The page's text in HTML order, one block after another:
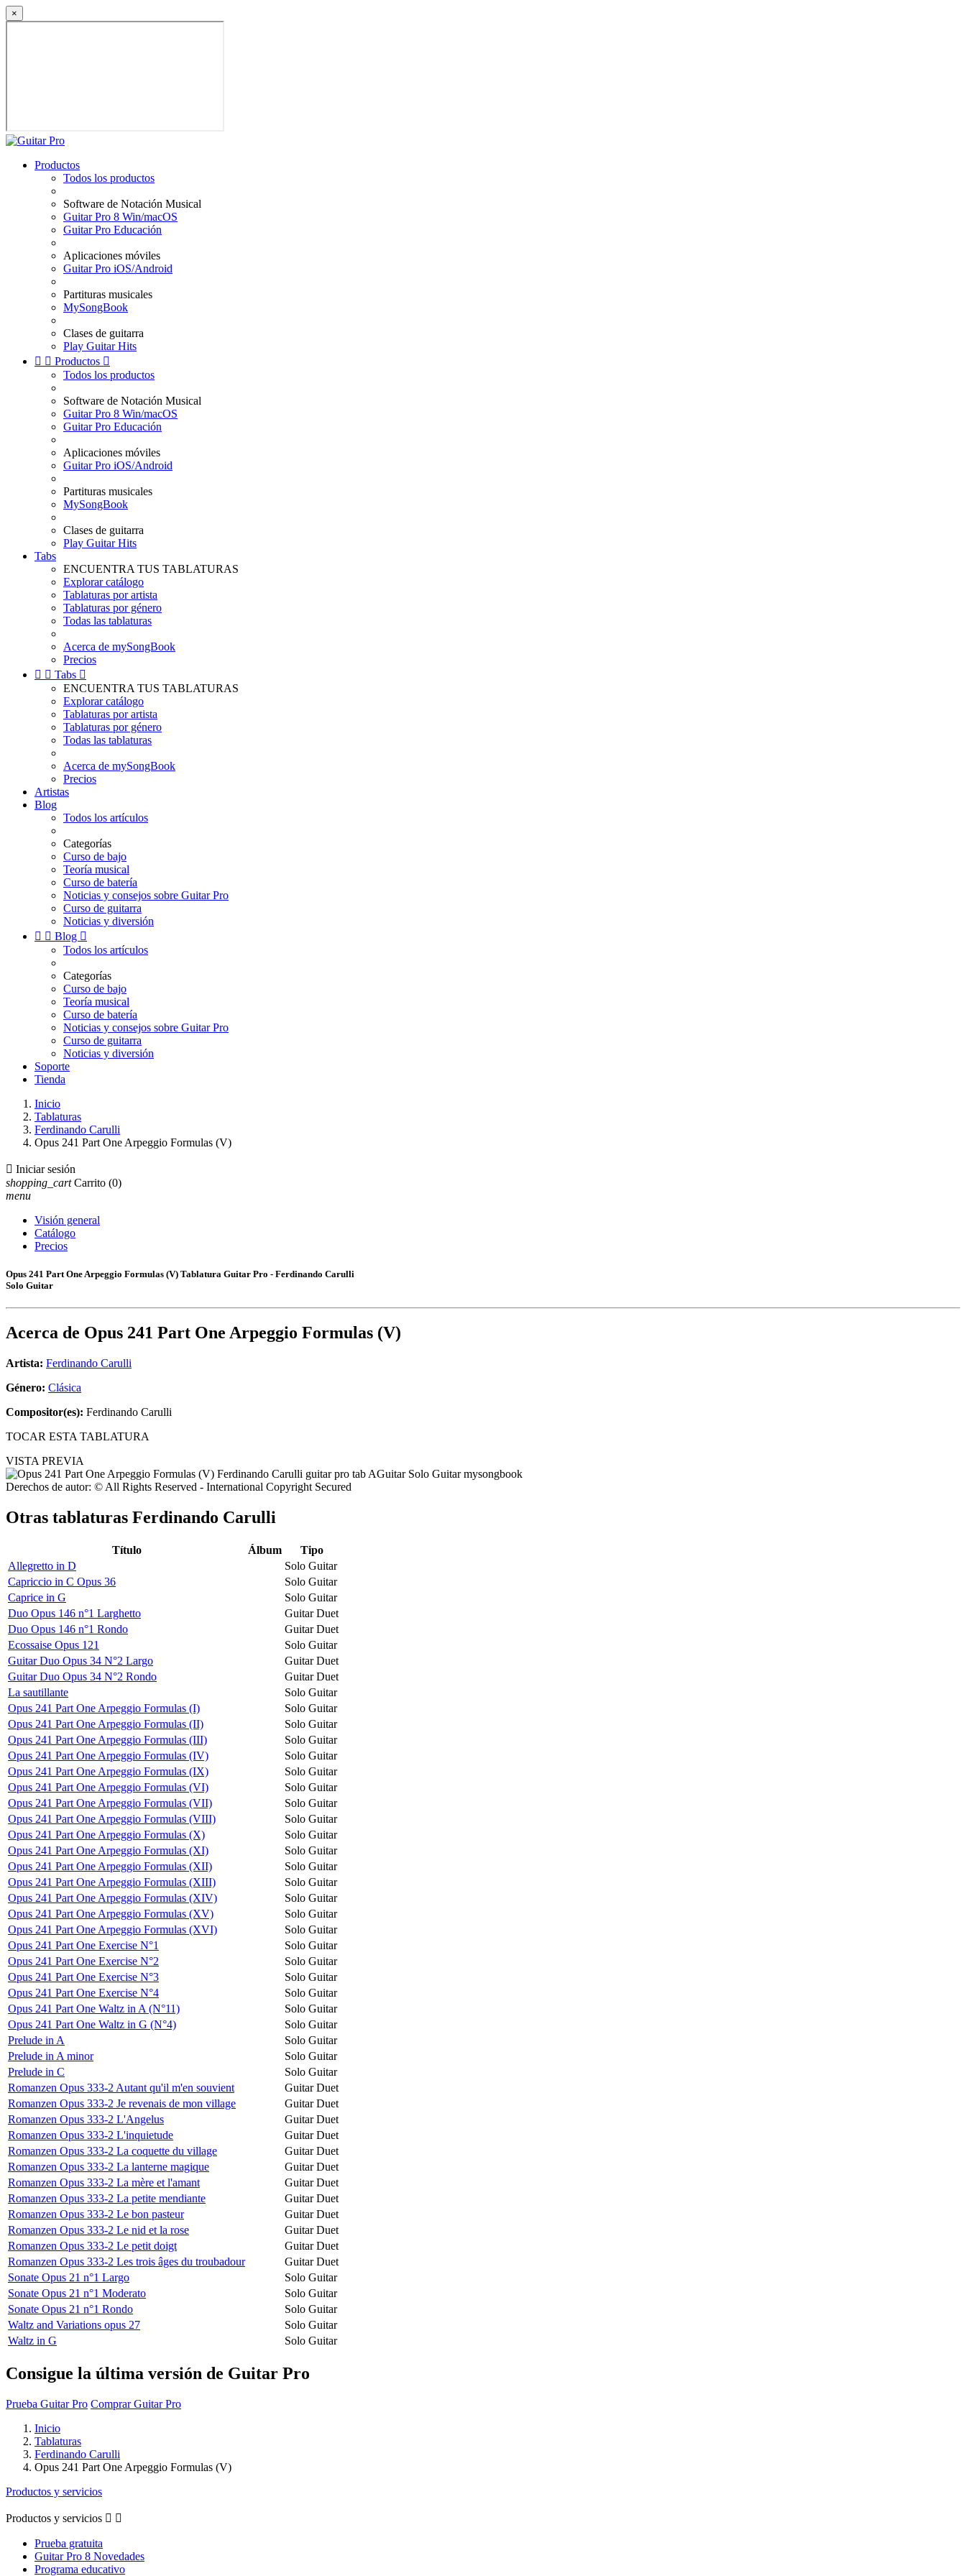
×
Productos
Todos los productos
Software de Notación Musical
Guitar Pro 8 Win/macOS
Guitar Pro Educación
Aplicaciones móviles
Guitar Pro iOS/Android
Partituras musicales
MySongBook
Clases de guitarra
Play Guitar Hits
  Productos 
Todos los productos
Software de Notación Musical
Guitar Pro 8 Win/macOS
Guitar Pro Educación
Aplicaciones móviles
Guitar Pro iOS/Android
Partituras musicales
MySongBook
Clases de guitarra
Play Guitar Hits
Tabs
ENCUENTRA TUS TABLATURAS
Explorar catálogo
Tablaturas por artista
Tablaturas por género
Todas las tablaturas
Acerca de mySongBook
Precios
  Tabs 
ENCUENTRA TUS TABLATURAS
Explorar catálogo
Tablaturas por artista
Tablaturas por género
Todas las tablaturas
Acerca de mySongBook
Precios
Artistas
Blog
Todos los artículos
Categorías
Curso de bajo
Teoría musical
Curso de batería
Noticias y consejos sobre Guitar Pro
Curso de guitarra
Noticias y diversión
  Blog 
Todos los artículos
Categorías
Curso de bajo
Teoría musical
Curso de batería
Noticias y consejos sobre Guitar Pro
Curso de guitarra
Noticias y diversión
Soporte
Tienda
Inicio
Tablaturas
Ferdinando Carulli
Opus 241 Part One Arpeggio Formulas (V)
 Iniciar sesión
shopping_cart Carrito (0)
menu
Visión general
Catálogo
Precios
Opus 241 Part One Arpeggio Formulas (V) Tablatura Guitar Pro - Ferdinando Carulli
Solo Guitar
Acerca de Opus 241 Part One Arpeggio Formulas (V)
Artista: Ferdinando Carulli
Género: Clásica
Compositor(es): Ferdinando Carulli
TOCAR ESTA TABLATURA
VISTA PREVIA
Derechos de autor: © All Rights Reserved - International Copyright Secured
Otras tablaturas Ferdinando Carulli
Título Álbum
Tipo
Allegretto in D
Solo Guitar
Capriccio in C Opus 36
Solo Guitar
Caprice in G
Solo Guitar
Duo Opus 146 n°1 Larghetto
Guitar Duet
Duo Opus 146 n°1 Rondo
Guitar Duet
Ecossaise Opus 121
Solo Guitar
Guitar Duo Opus 34 N°2 Largo
Guitar Duet
Guitar Duo Opus 34 N°2 Rondo
Guitar Duet
La sautillante
Solo Guitar
Opus 241 Part One Arpeggio Formulas (I)
Solo Guitar
Opus 241 Part One Arpeggio Formulas (II)
Solo Guitar
Opus 241 Part One Arpeggio Formulas (III)
Solo Guitar
Opus 241 Part One Arpeggio Formulas (IV)
Solo Guitar
Opus 241 Part One Arpeggio Formulas (IX)
Solo Guitar
Opus 241 Part One Arpeggio Formulas (VI)
Solo Guitar
Opus 241 Part One Arpeggio Formulas (VII)
Solo Guitar
Opus 241 Part One Arpeggio Formulas (VIII)
Solo Guitar
Opus 241 Part One Arpeggio Formulas (X)
Solo Guitar
Opus 241 Part One Arpeggio Formulas (XI)
Solo Guitar
Opus 241 Part One Arpeggio Formulas (XII)
Solo Guitar
Opus 241 Part One Arpeggio Formulas (XIII)
Solo Guitar
Opus 241 Part One Arpeggio Formulas (XIV)
Solo Guitar
Opus 241 Part One Arpeggio Formulas (XV)
Solo Guitar
Opus 241 Part One Arpeggio Formulas (XVI)
Solo Guitar
Opus 241 Part One Exercise N°1
Solo Guitar
Opus 241 Part One Exercise N°2
Solo Guitar
Opus 241 Part One Exercise N°3
Solo Guitar
Opus 241 Part One Exercise N°4
Solo Guitar
Opus 241 Part One Waltz in A (N°11)
Solo Guitar
Opus 241 Part One Waltz in G (N°4)
Solo Guitar
Prelude in A
Solo Guitar
Prelude in A minor
Solo Guitar
Prelude in C
Solo Guitar
Romanzen Opus 333-2 Autant qu'il m'en souvient
Guitar Duet
Romanzen Opus 333-2 Je revenais de mon village
Guitar Duet
Romanzen Opus 333-2 L'Angelus
Guitar Duet
Romanzen Opus 333-2 L'inquietude
Guitar Duet
Romanzen Opus 333-2 La coquette du village
Guitar Duet
Romanzen Opus 333-2 La lanterne magique
Guitar Duet
Romanzen Opus 333-2 La mère et l'amant
Guitar Duet
Romanzen Opus 333-2 La petite mendiante
Guitar Duet
Romanzen Opus 333-2 Le bon pasteur
Guitar Duet
Romanzen Opus 333-2 Le nid et la rose
Guitar Duet
Romanzen Opus 333-2 Le petit doigt
Guitar Duet
Romanzen Opus 333-2 Les trois âges du troubadour
Guitar Duet
Sonate Opus 21 n°1 Largo
Solo Guitar
Sonate Opus 21 n°1 Moderato
Solo Guitar
Sonate Opus 21 n°1 Rondo
Solo Guitar
Waltz and Variations opus 27
Solo Guitar
Waltz in G
Solo Guitar
Consigue la última versión de Guitar Pro
Prueba Guitar Pro Comprar Guitar Pro
Inicio
Tablaturas
Ferdinando Carulli
Opus 241 Part One Arpeggio Formulas (V)
Productos y servicios
Productos y servicios  
Prueba gratuita
Guitar Pro 8 Novedades
Programa educativo